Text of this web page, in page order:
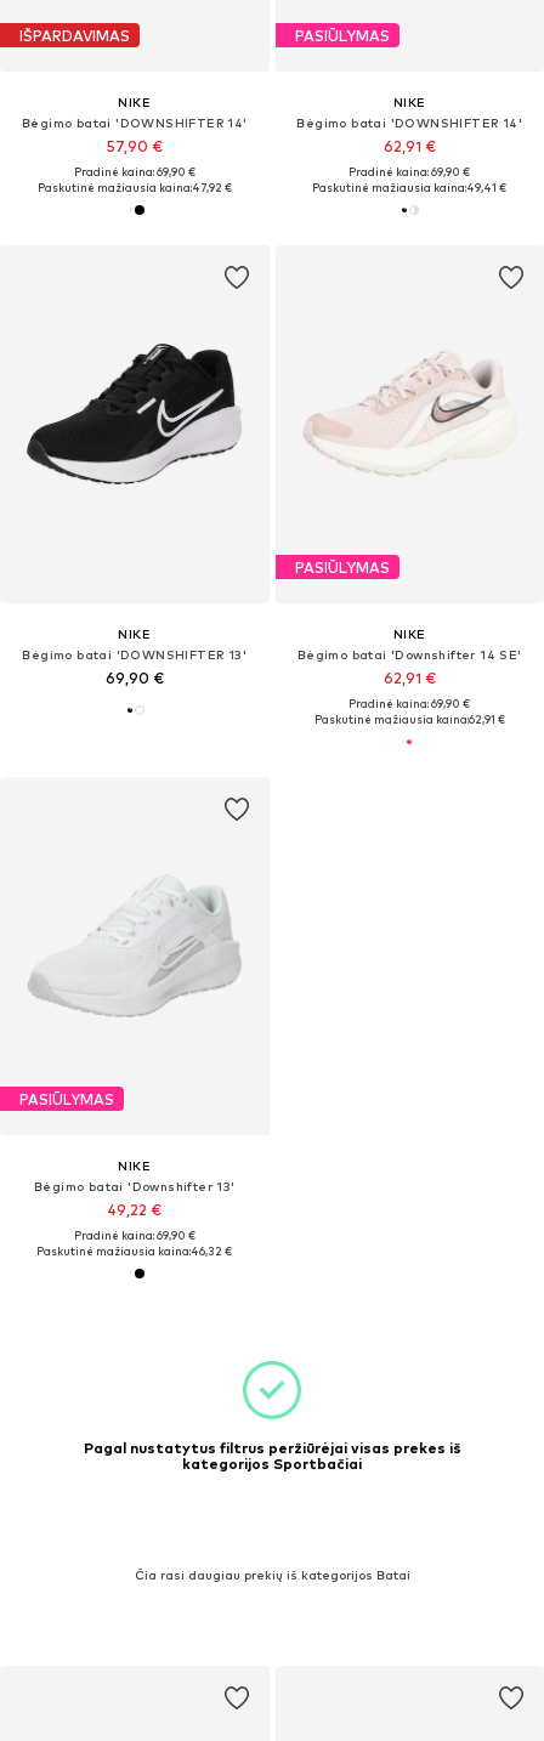
IŠPARDAVIMAS
NIKE
Bėgimo batai 'DOWNSHIFTER 14'
57,90 €
Pradinė kaina: 69,90 €
Paskutinė mažiausia kaina:47,92 €
PASIŪLYMAS
NIKE
Bėgimo batai 'DOWNSHIFTER 14'
62,91 €
Pradinė kaina: 69,90 €
Paskutinė mažiausia kaina:49,41 €
NIKE
Bėgimo batai 'DOWNSHIFTER 13'
69,90 €
PASIŪLYMAS
NIKE
Bėgimo batai 'Downshifter 14 SE'
62,91 €
Pradinė kaina: 69,90 €
Paskutinė mažiausia kaina:62,91 €
PASIŪLYMAS
NIKE
Bėgimo batai 'Downshifter 13'
49,22 €
Pradinė kaina: 69,90 €
Paskutinė mažiausia kaina:46,32 €
Pagal nustatytus filtrus peržiūrėjai visas prekes iš
kategorijos Sportbačiai
Čia rasi daugiau prekių iš kategorijos Batai